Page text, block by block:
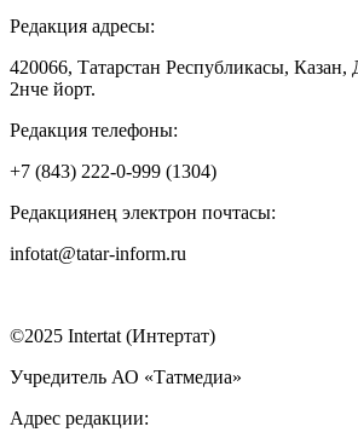
Редакция адресы:
420066, Татарстан Республикасы, Казан,
2нче йорт.
Редакция телефоны:
+7 (843) 222-0-999 (1304)
Редакциянең электрон почтасы:
infotat@tatar-inform.ru
©2025 Intertat (Интертат)
Учредитель АО «Татмедиа»
Адрес редакции: